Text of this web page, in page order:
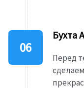
Бухта
Перед